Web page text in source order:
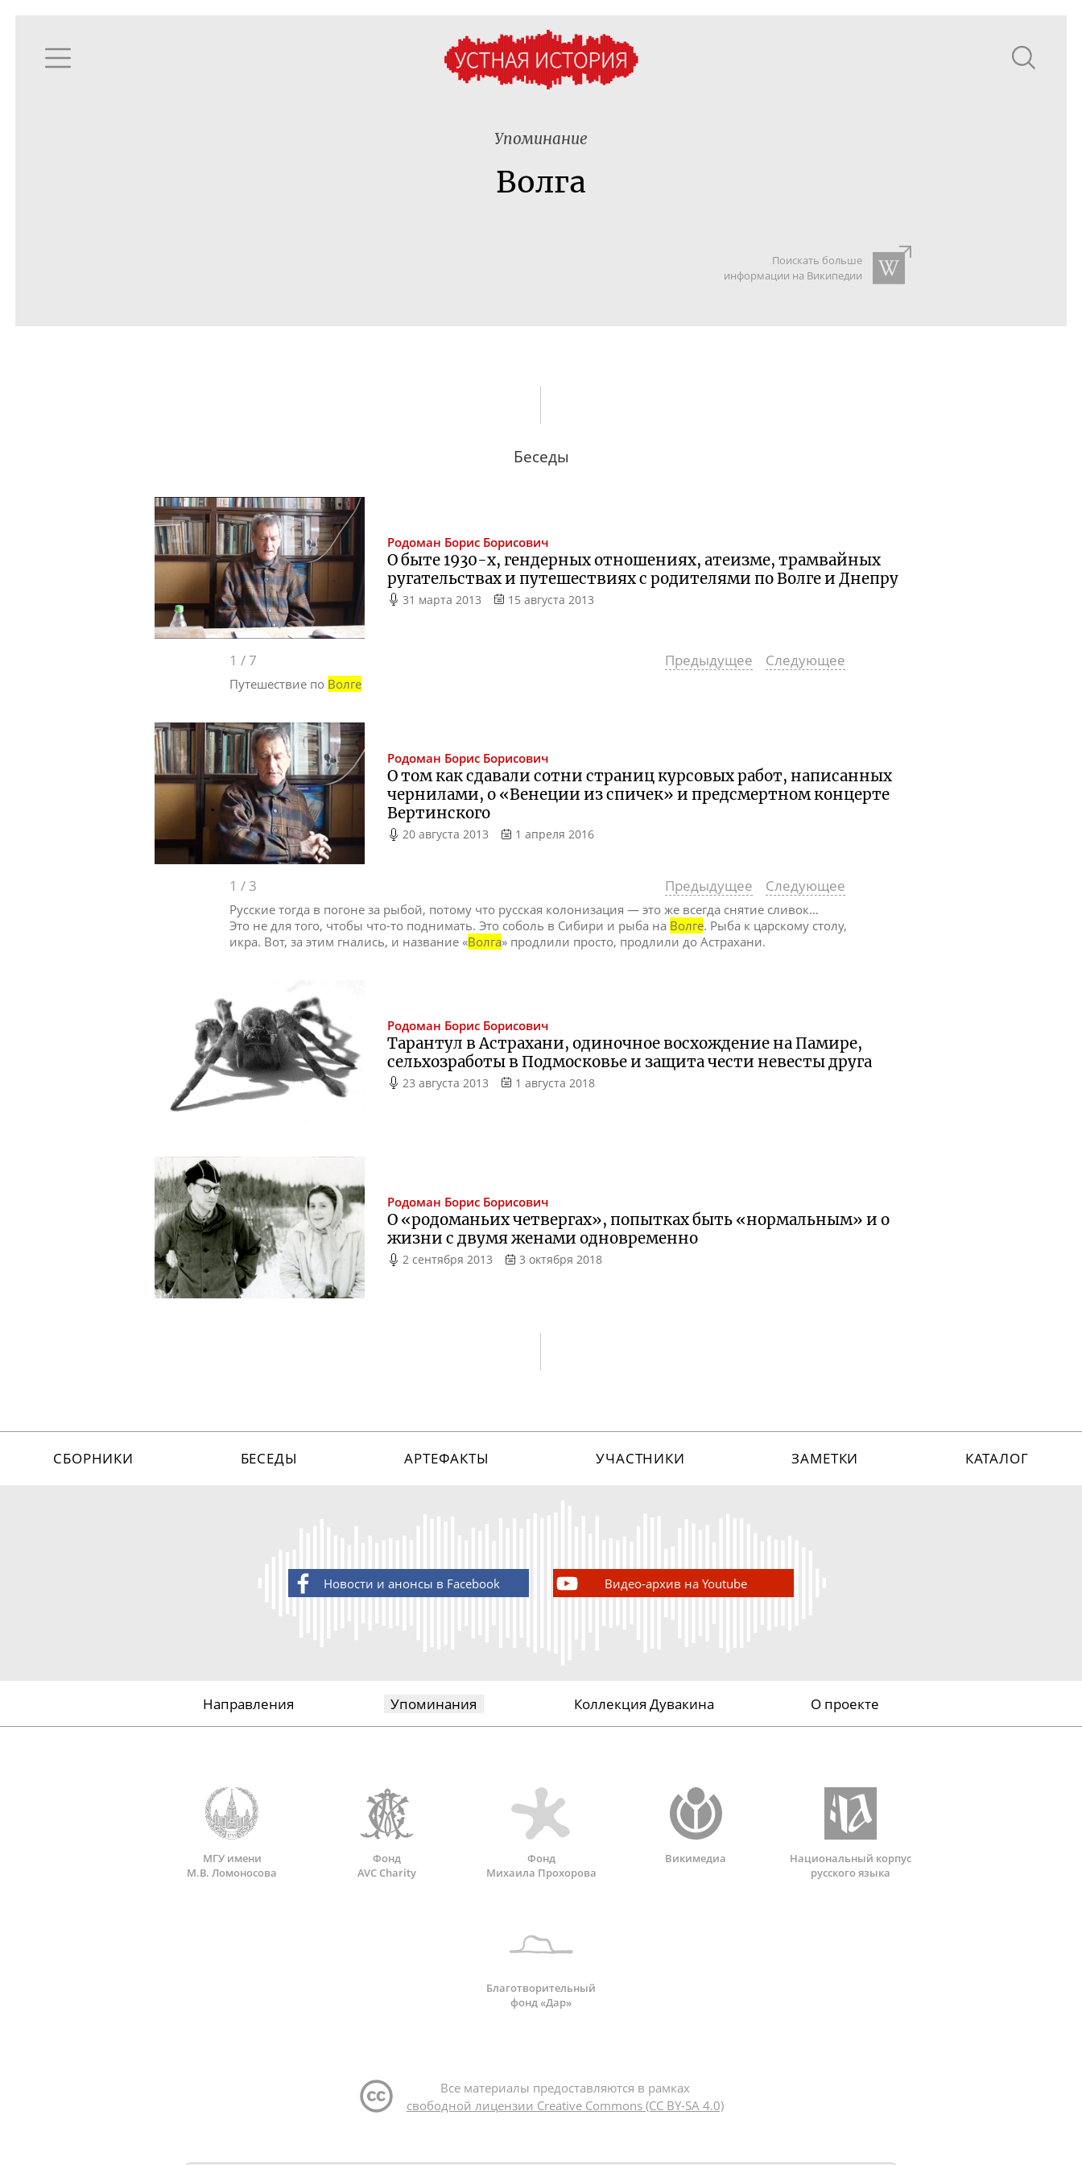
Упоминание
Волга
Поискать больше
информации на Википедии
Беседы
Родоман Борис Борисович
О быте 1930-х, гендерных отношениях, атеизме, трамвайных
ругательствах и путешествиях с родителями по Волге и Днепру
31 марта 2013 15 августа 2013
1 / 7 Предыдущее Следующее
Путешествие по Волге
Родоман Борис Борисович
О том как сдавали сотни страниц курсовых работ, написанных
чернилами, о «Венеции из спичек» и предсмертном концерте
Вертинского
20 августа 2013 1 апреля 2016
1 / 3 Предыдущее Следующее
Русские тогда в погоне за рыбой, потому что русская колонизация — это же всегда снятие сливок…
Это не для того, чтобы что-то поднимать. Это соболь в Сибири и рыба на Волге. Рыба к царскому столу,
икра. Вот, за этим гнались, и название «Волга» продлили просто, продлили до Астрахани.
Родоман Борис Борисович
Тарантул в Астрахани, одиночное восхождение на Памире,
сельхозработы в Подмосковье и защита чести невесты друга
23 августа 2013 1 августа 2018
Родоман Борис Борисович
О «родоманьих четвергах», попытках быть «нормальным» и о
жизни с двумя женами одновременно
2 сентября 2013 3 октября 2018
СБОРНИКИ БЕСЕДЫ АРТЕФАКТЫ УЧАСТНИКИ ЗАМЕТКИ КАТАЛОГ
Новости и анонсы в Facebook Видео-архив на Youtube
Направления Упоминания Коллекция Дувакина О проекте
МГУ имени
М.В. Ломоносова
Фонд
AVC Charity
Фонд
Михаила Прохорова
Викимедиа
Национальный корпус
русского языка
Благотворительный
фонд «Дар»
Все материалы предоставляются в рамках
свободной лицензии Creative Commons (CC BY-SA 4.0)